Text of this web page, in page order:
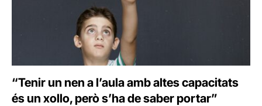
“Tenir un nen a l’aula amb altes capacitats
és un xollo, però s’ha de saber portar”